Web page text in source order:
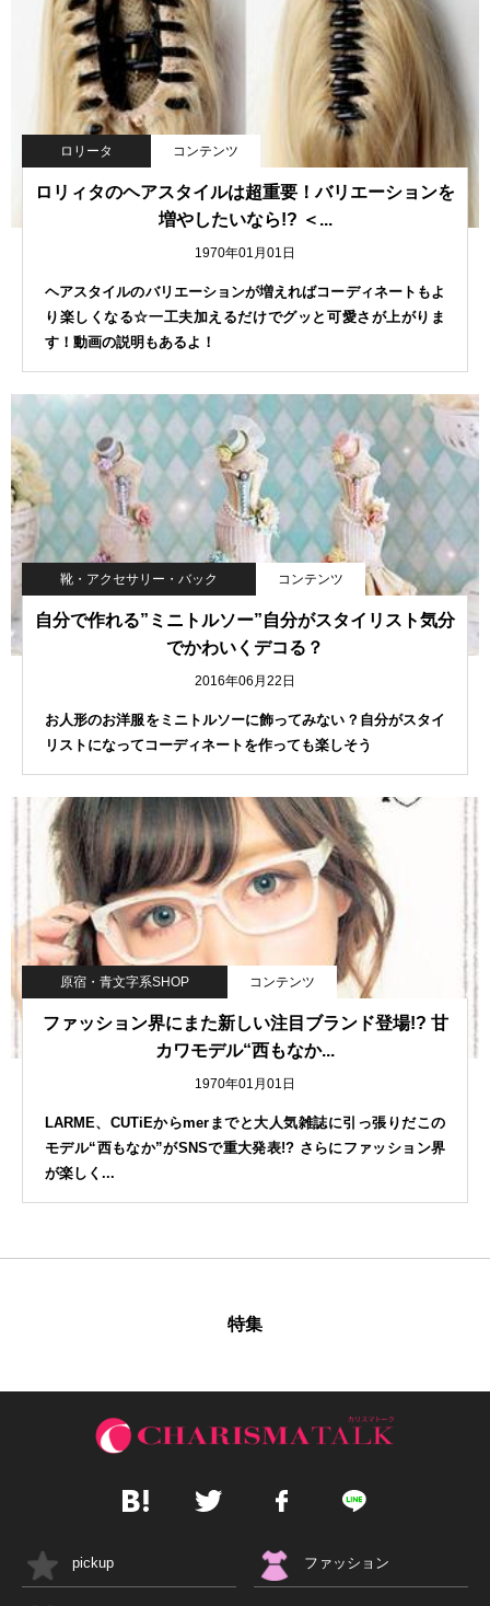
ロリータ コンテンツ
ロリィタのヘアスタイルは超重要！バリエーションを
増やしたいなら!? ＜...
1970年01月01日
ヘアスタイルのバリエーションが増えればコーディネートもよ
り楽しくなる☆一工夫加えるだけでグッと可愛さが上がりま
す！動画の説明もあるよ！
靴・アクセサリー・バック コンテンツ
自分で作れる”ミニトルソー”自分がスタイリスト気分
でかわいくデコる？
2016年06月22日
お人形のお洋服をミニトルソーに飾ってみない？自分がスタイ
リストになってコーディネートを作っても楽しそう
原宿・青文字系SHOP コンテンツ
ファッション界にまた新しい注目ブランド登場!? 甘
カワモデル“西もなか...
1970年01月01日
LARME、CUTiEからmerまでと大人気雑誌に引っ張りだこの
モデル“西もなか”がSNSで重大発表!? さらにファッション界
が楽しく...
特集
pickup ファッション